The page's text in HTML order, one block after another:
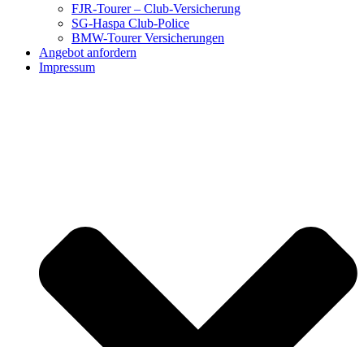
FJR-Tourer – Club-Versicherung
SG-Haspa Club-Police
BMW-Tourer Versicherungen
Angebot anfordern
Impressum